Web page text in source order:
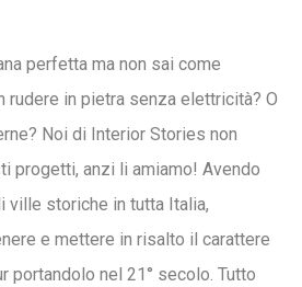
perfetta ma non sai come
rudere in pietra senza elettricità? O
Noi di Interior Stories non
progetti, anzi li amiamo! Avendo
ville storiche in tutta Italia,
e mettere in risalto il carattere
portandolo nel 21° secolo. Tutto